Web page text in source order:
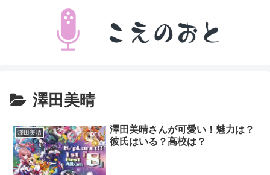
澤田美晴
澤田美晴
澤田美晴さんが可愛い！魅力は？
彼氏はいる？高校は？